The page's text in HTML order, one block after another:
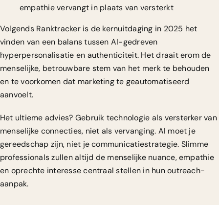
empathie vervangt in plaats van versterkt
Volgends Ranktrackeris de kernuitdaging in 2025 het
vinden van een balans tussen AI-gedreven
hyperpersonalisatie en authenticiteit. Het draait erom de
menselijke, betrouwbare stem van het merk te behouden
en te voorkomen dat marketing te geautomatiseerd
aanvoelt.
Het ultieme advies? Gebruik technologie als versterker van
menselijke connecties, niet als vervanging. AI moet je
gereedschap zijn, niet je communicatiestrategie. Slimme
professionals zullen altijd de menselijke nuance, empathie
en oprechte interesse centraal stellen in hun outreach-
aanpak.